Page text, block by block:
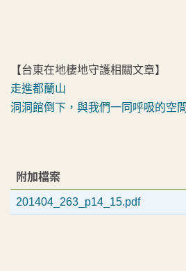
【台東在地棲地守護相關文章】
走進都蘭山
洞洞館倒下，與我們一同呼吸的空
附加檔案
201404_263_p14_15.pdf